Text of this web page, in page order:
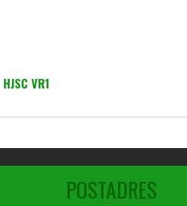
HJSC VR1
POSTADRES